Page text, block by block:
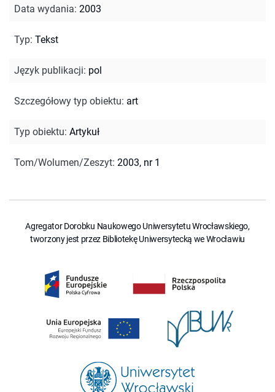
Data wydania: 2003
Typ: Tekst
Język publikacji: pol
Szczegółowy typ obiektu: art
Typ obiektu: Artykuł
Tom/Wolumen/Zeszyt: 2003, nr 1
Agregator Dorobku Naukowego Uniwersytetu Wrocławskiego,
tworzony jest przez Bibliotekę Uniwersytecką we Wrocławiu